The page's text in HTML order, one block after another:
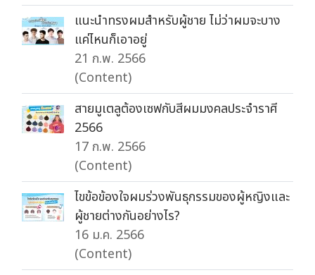
แนะนำทรงผมสำหรับผู้ชาย ไม่ว่าผมจะบาง
แค่ไหนก็เอาอยู่
21 ก.พ. 2566
(Content)
สายมูเตลูต้องเซฟกับสีผมมงคลประจำราศี
2566
17 ก.พ. 2566
(Content)
ไขข้อข้องใจผมร่วงพันธุกรรมของผู้หญิงและ
ผู้ชายต่างกันอย่างไร?
16 ม.ค. 2566
(Content)